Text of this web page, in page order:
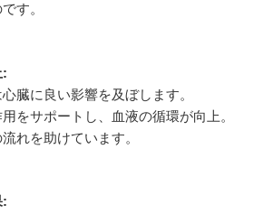
す。
:
臓に良い影響を及ぼします。
をサポートし、血液の循環が向上。
れを助けています。
: